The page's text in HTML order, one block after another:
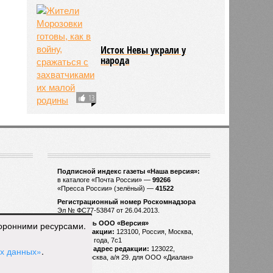
13
Исток Невы украли у
народа
ресурсами.
данных».